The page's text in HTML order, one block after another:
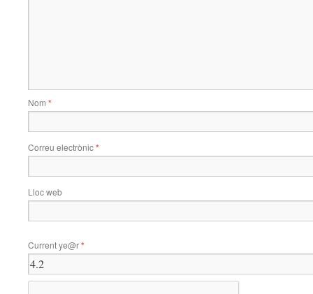
Nom *
Correu electrònic*
Lloc web
Current ye@r*